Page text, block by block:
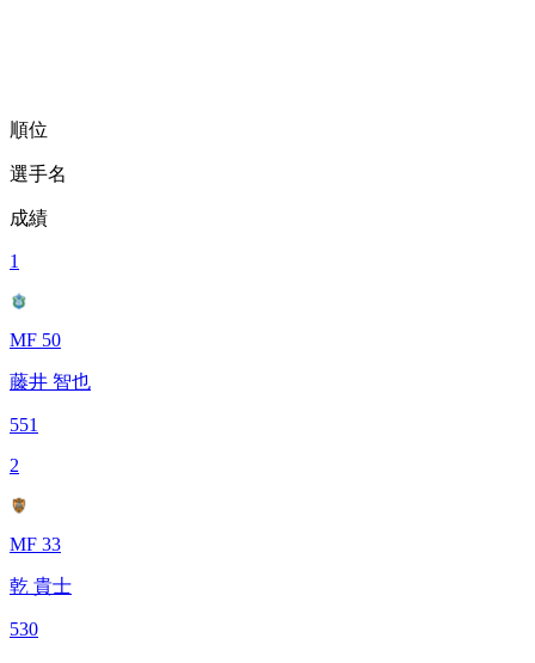
順位
選手名
成績
1
MF 50
藤井 智也
551
2
MF 33
乾 貴士
530